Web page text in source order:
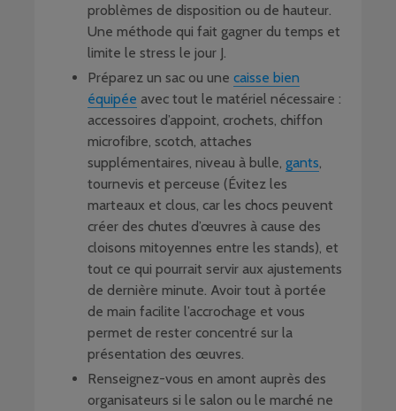
problèmes de disposition ou de hauteur.
Une méthode qui fait gagner du temps et
limite le stress le jour J.
Préparez un sac ou une caisse bien
équipée avec tout le matériel nécessaire :
accessoires d’appoint, crochets, chiffon
microfibre, scotch, attaches
supplémentaires, niveau à bulle, gants
tournevis et perceuse (Évitez les
marteaux et clous, car les chocs peuvent
créer des chutes d’œuvres à cause des
cloisons mitoyennes entre les stands), et
tout ce qui pourrait servir aux ajustements
de dernière minute. Avoir tout à portée
de main facilite l’accrochage et vous
permet de rester concentré sur la
présentation des œuvres.
Renseignez-vous en amont auprès des
organisateurs si le salon ou le marché ne